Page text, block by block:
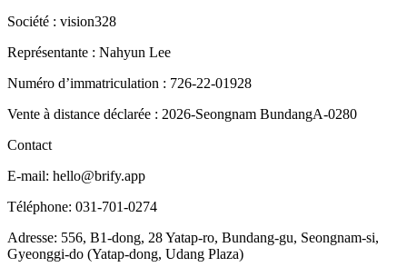
Société : vision328
Représentante : Nahyun Lee
Numéro d’immatriculation : 726-22-01928
Vente à distance déclarée : 2026-Seongnam BundangA-0280
Contact
E-mail: hello@brify.app
Téléphone: 031-701-0274
Adresse: 556, B1-dong, 28 Yatap-ro, Bundang-gu, Seongnam-si,
Gyeonggi-do (Yatap-dong, Udang Plaza)